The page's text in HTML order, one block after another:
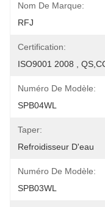
Nom De Marque:
RFJ
Certification:
ISO9001 2008 ,
Numéro De Modèle:
SPB04WL
Taper:
Refroidisseur D'eau
Numéro De Modèle:
SPB03WL